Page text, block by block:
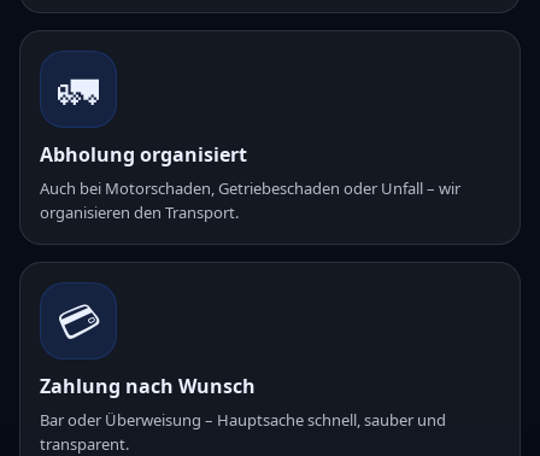
🚛
Abholung organisiert
Auch bei Motorschaden, Getriebeschaden oder Unfall – wir
organisieren den Transport.
💳
Zahlung nach Wunsch
Bar oder Überweisung – Hauptsache schnell, sauber und
transparent.